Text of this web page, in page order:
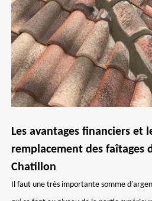
Les avantages financiers et
remplacement des faîtages
Chatillon
Il faut une très importante somme